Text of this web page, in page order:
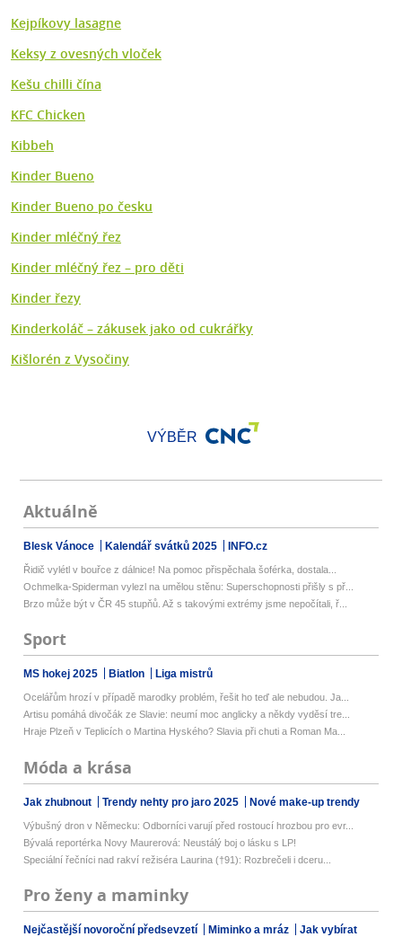
Kejpíkovy lasagne
Keksy z ovesných vloček
Kešu chilli čína
KFC Chicken
Kibbeh
Kinder Bueno
Kinder Bueno po česku
Kinder mléčný řez
Kinder mléčný řez – pro děti
Kinder řezy
Kinderkoláč – zákusek jako od cukrářky
Kišlorén z Vysočiny
VÝBĚR
Aktuálně
Blesk Vánoce Kalendář svátků 2025 INFO.cz
Řidič vylétl v bouřce z dálnice! Na pomoc přispěchala šoférka, dostala...
Ochmelka-Spiderman vylezl na umělou stěnu: Superschopnosti přišly s př...
Brzo může být v ČR 45 stupňů. Až s takovými extrémy jsme nepočítali, ř...
Sport
MS hokej 2025 Biatlon Liga mistrů
Ocelářům hrozí v případě marodky problém, řešit ho teď ale nebudou. Ja...
Artisu pomáhá divočák ze Slavie: neumí moc anglicky a někdy vyděsí tre...
Hraje Plzeň v Teplicích o Martina Hyského? Slavia při chuti a Roman Ma...
Móda a krása
Jak zhubnout Trendy nehty pro jaro 2025 Nové make-up trendy
Výbušný dron v Německu: Odborníci varují před rostoucí hrozbou pro evr...
Bývalá reportérka Novy Maurerová: Neustálý boj o lásku s LP!
Speciální řečníci nad rakví režiséra Laurina (†91): Rozbrečeli i dceru...
Pro ženy a maminky
Nejčastější novoroční předsevzetí Miminko a mráz
Jak vybírat